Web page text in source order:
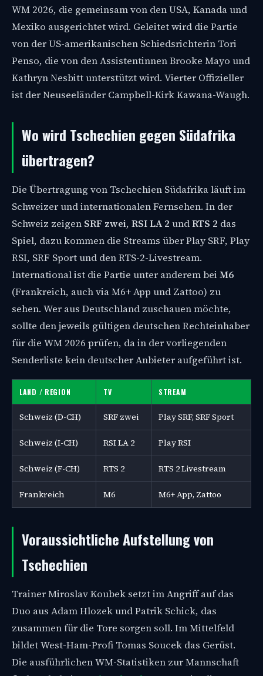
WM 2026, die gemeinsam von den USA, Kanada und
Mexiko ausgerichtet wird. Geleitet wird die Partie
von der US-amerikanischen Schiedsrichterin Tori
Penso, die von den Assistentinnen Brooke Mayo und
Kathryn Nesbitt unterstützt wird. Vierter Offizieller
ist der Neuseeländer Campbell-Kirk Kawana-Waugh.
Wo wird Tschechien gegen Südafrika
übertragen?
Die Übertragung von Tschechien Südafrika läuft im
Schweizer und internationalen Fernsehen. In der
Schweiz zeigen SRF zwei, RSI LA 2 undRTS 2 das
Spiel, dazu kommen die Streams über Play SRF, Play
RSI, SRF Sport und den RTS-2-Livestream.
International ist die Partie unter anderem bei M6
(Frankreich, auch via M6+ App und Zattoo) zu
sehen. Wer aus Deutschland zuschauen möchte,
sollte den jeweils gültigen deutschen Rechteinhaber
für die WM 2026 prüfen, da in der vorliegenden
Senderliste kein deutscher Anbieter aufgeführt ist.
LAND / REGION TV STREAM
Schweiz (D-CH) SRF zwei Play SRF, SRF Sport
Schweiz (I-CH) RSI LA 2 Play RSI
Schweiz (F-CH) RTS 2 RTS 2 Livestream
Frankreich M6 M6+ App, Zattoo
Voraussichtliche Aufstellung von
Tschechien
Trainer Miroslav Koubek setzt im Angriff auf das
Duo aus Adam Hlozek und Patrik Schick, das
zusammen für die Tore sorgen soll. Im Mittelfeld
bildet West-Ham-Profi Tomas Soucek das Gerüst.
Die ausführlichen WM-Statistiken zur Mannschaft